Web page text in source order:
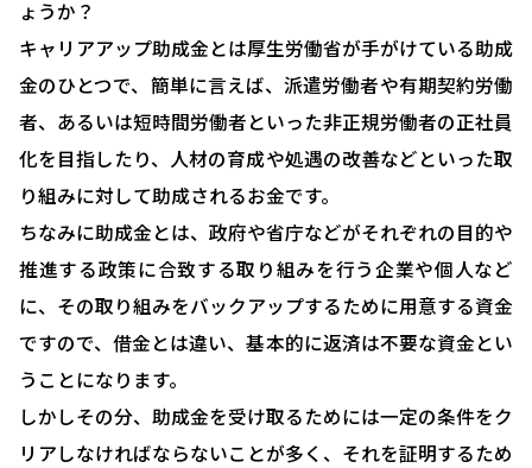
HOME
ょうか？
キャリアアップ助成金とは厚生労働省が手がけている助成
金のひとつで、簡単に言えば、派遣労働者や有期契約労働
者、あるいは短時間労働者といった非正規労働者の正社員
化を目指したり、人材の育成や処遇の改善などといった取
り組みに対して助成されるお金です。
ちなみに助成金とは、政府や省庁などがそれぞれの目的や
推進する政策に合致する取り組みを行う企業や個人など
に、その取り組みをバックアップするために用意する資金
ですので、借金とは違い、基本的に返済は不要な資金とい
うことになります。
しかしその分、助成金を受け取るためには一定の条件をク
リアしなければならないことが多く、それを証明するため